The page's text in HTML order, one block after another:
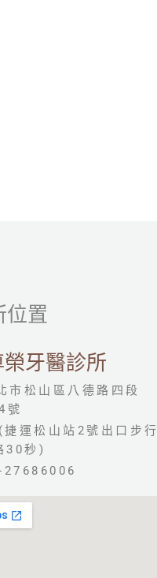
位置
榮牙醫診所
市松山區八德路四段
號
松山站2號出口步行
30秒)
27686006